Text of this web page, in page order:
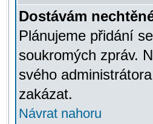
Dostávám
Plánujeme přidání
soukromých zpráv.
svého
zakázat.
Návrat nahoru